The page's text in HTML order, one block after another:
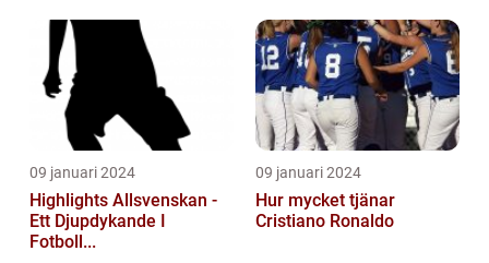
09 januari 2024
Highlights Allsvenskan -
Ett Djupdykande I
Fotboll...
09 januari 2024
Hur mycket tjänar
Cristiano Ronaldo